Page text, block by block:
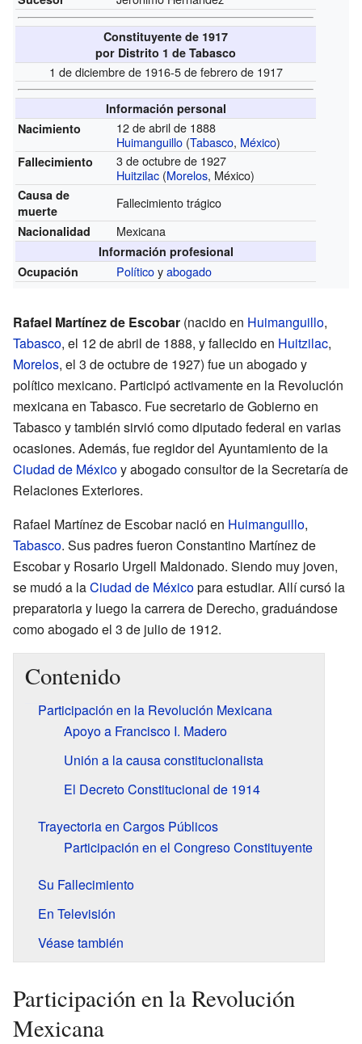
Constituyente de 1917
por Distrito 1 de Tabasco
1 de diciembre de 1916-5 de febrero de 1917
Información personal
Nacimiento
12 de abril de 1888
Huimanguillo (Tabasco, México)
Fallecimiento
3 de octubre de 1927
Huitzilac (Morelos, México)
Causa de
muerte
Fallecimiento trágico
Nacionalidad Mexicana
Información profesional
Ocupación
Políticoyabogado
Rafael Martínez de Escobar (nacido en Huimanguillo,
Tabasco, el 12 de abril de 1888, y fallecido en Huitzilac,
Morelos, el 3 de octubre de 1927) fue un abogado y
político mexicano. Participó activamente en la Revolución
mexicana en Tabasco. Fue secretario de Gobierno en
Tabasco y también sirvió como diputado federal en varias
ocasiones. Además, fue regidor del Ayuntamiento de la
Ciudad de Méxicoy abogado consultor de la Secretaría de
Relaciones Exteriores.
Rafael Martínez de Escobar nació en Huimanguillo,
Tabasco. Sus padres fueron Constantino Martínez de
Escobar y Rosario Urgell Maldonado. Siendo muy joven,
se mudó a laCiudad de Méxicopara estudiar. Allí cursó la
preparatoria y luego la carrera de Derecho, graduándose
como abogado el 3 de julio de 1912.
Contenido
Participación en la Revolución Mexicana
Apoyo a Francisco I. Madero
Unión a la causa constitucionalista
El Decreto Constitucional de 1914
Trayectoria en Cargos Públicos
Participación en el Congreso Constituyente
Su Fallecimiento
En Televisión
Véase también
Participación en la Revolución
Mexicana